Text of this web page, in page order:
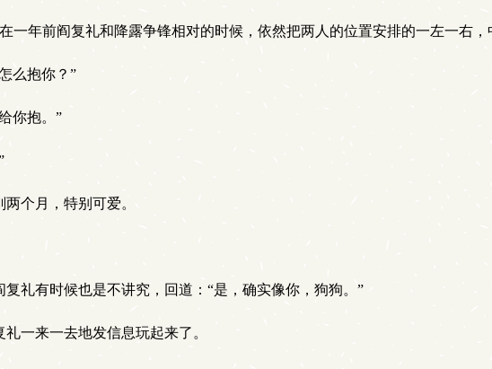
一年前阎复礼和降露争锋相对的时候，依然把两人的位置安排的一左一右，
么抱你？”
你抱。”
个月，特别可爱。
礼有时候也是不讲究，回道：“是，确实像你，狗狗。”
一来一去地发信息玩起来了。